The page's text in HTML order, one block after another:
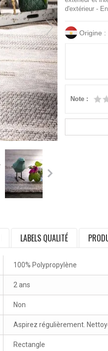
d'extérieur -
Origine :
Note :
LABELS QUALITÉ
100% Polypropylène
2 ans
Non
Aspirez régulièrement.
Rectangle